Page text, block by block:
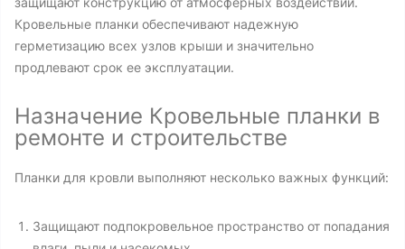
Кровельные планки обеспечивают надежную
герметизацию всех узлов крыши и значительно
продлевают срок ее эксплуатации.
Назначение Кровельные планки в
ремонте и строительстве
Планки для кровли выполняют несколько важных функций:
Защищают подпокровельное пространство от попадания